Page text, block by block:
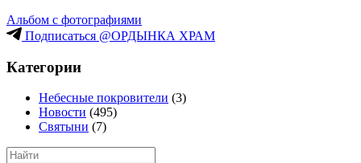
Альбом с фотографиями
Подписаться @ОРДЫНКА ХРАМ
Категории
Небесные покровители (3)
Новости (495)
Святыни (7)